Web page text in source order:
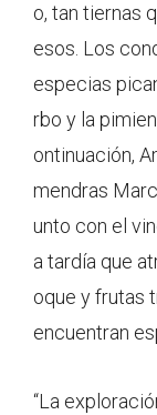
o, tan tiernas
esos. Los
especias
rbo y la
ontinuación,
mendras
unto con el
a tardía que
oque y frutas
encuentran
“La